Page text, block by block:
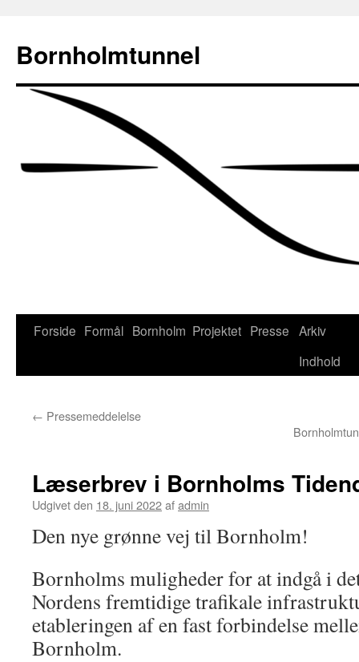
Bornholmtunnel
Hop
Forside Formål Bornholm Projektet Presse Arkiv
Indhold
← Pressemeddelelse
Læserbrev i Bornholms
Udgivet den 18. juni 2022afadmin
Den nye grønne vej til Bornholm!
Bornholms muligheder for at indgå i
Nordens fremtidige trafikale
etableringen af en fast forbindelse
Bornholm.